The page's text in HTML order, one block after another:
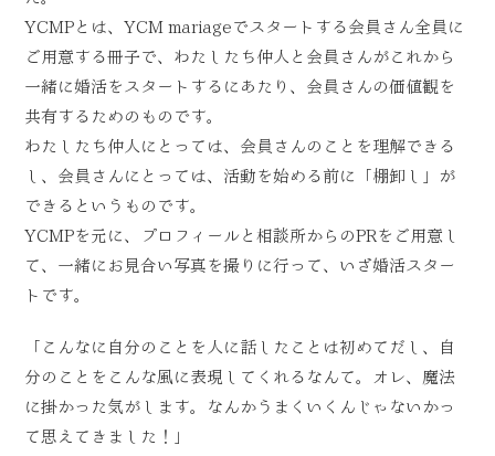
YCMPとは、YCM mariageでスタートする会員さん全員に
ご用意する冊子で、わたしたち仲人と会員さんがこれから
一緒に婚活をスタートするにあたり、会員さんの価値観を
共有するためのものです。
わたしたち仲人にとっては、会員さんのことを理解できる
し、会員さんにとっては、活動を始める前に「棚卸し」が
できるというものです。
YCMPを元に、プロフィールと相談所からのPRをご用意し
て、一緒にお見合い写真を撮りに行って、いざ婚活スター
トです。
「こんなに自分のことを人に話したことは初めてだし、自
分のことをこんな風に表現してくれるなんて。オレ、魔法
に掛かった気がします。なんかうまくいくんじゃないかっ
て思えてきました！」